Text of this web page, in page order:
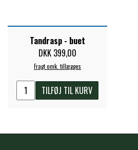
TIMER GPS
WAHLSTEN
Tandrasp - buet
DKK 399,00
Fragt omk. tillægges
TILFØJ TIL KURV